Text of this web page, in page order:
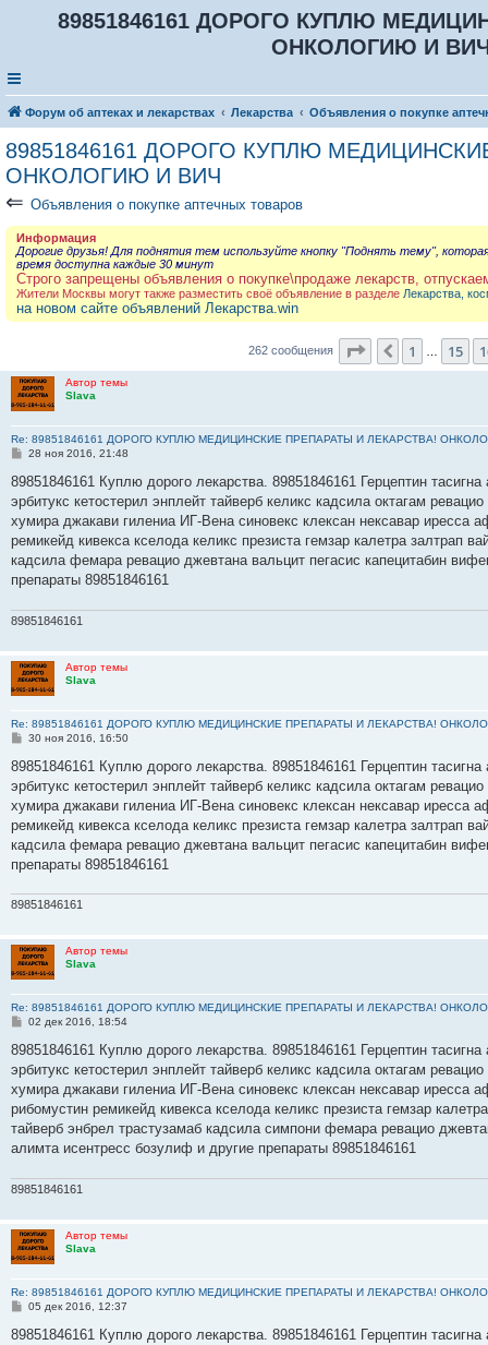
89851846161 ДОРОГО КУПЛЮ
ОНКОЛОГИЮ И ВИЧ
Форум об аптеках и лекарствах Лекарства Объявления о покупке
89851846161 ДОРОГО КУПЛЮ
ОНКОЛОГИЮ И ВИЧ
⇐ Объявления о покупке аптечных товаров
Информация
Дорогие друзья! Для поднятия тем используйте кнопку "Поднять тему",
время доступна каждые 30 минут
Строго запрещены объявления о покупке\продаже лекарств,
Жители Москвы могут также разместить своё объявление в разделе Лекарства,
на новом сайте объявлений Лекарства.win
262 сообщения Страница 17из
Пред.
1 15
Автор темы
Slava
Re: 89851846161 ДОРОГО КУПЛЮ МЕДИЦИНСКИЕ ПРЕПАРАТЫ И ЛЕКАРСТВА!
С
о
щ
е
и
е
28 ноя 2016, 21:48
89851846161 Куплю дорого лекарства. 89851846161 Герцептин
эрбитукс кетостерил энплейт тайверб келикс кадсила октагам
хумира джакави гилениа ИГ-Вена синовекс клексан нексавар иресса
ремикейд кивекса кселода келикс презиста гемзар калетра залтрап
кадсила фемара ревацио джевтана вальцит пегасис капецитабин
препараты 89851846161
89851846161
Автор темы
Slava
Re: 89851846161 ДОРОГО КУПЛЮ МЕДИЦИНСКИЕ ПРЕПАРАТЫ И ЛЕКАРСТВА!
С
о
щ
е
и
е
30 ноя 2016, 16:50
89851846161 Куплю дорого лекарства. 89851846161 Герцептин
эрбитукс кетостерил энплейт тайверб келикс кадсила октагам
хумира джакави гилениа ИГ-Вена синовекс клексан нексавар иресса
ремикейд кивекса кселода келикс презиста гемзар калетра залтрап
кадсила фемара ревацио джевтана вальцит пегасис капецитабин
препараты 89851846161
89851846161
Автор темы
Slava
Re: 89851846161 ДОРОГО КУПЛЮ МЕДИЦИНСКИЕ ПРЕПАРАТЫ И ЛЕКАРСТВА!
С
о
щ
е
и
е
02 дек 2016, 18:54
89851846161 Куплю дорого лекарства. 89851846161 Герцептин
эрбитукс кетостерил энплейт тайверб келикс кадсила октагам
хумира джакави гилениа ИГ-Вена синовекс клексан нексавар иресса
рибомустин ремикейд кивекса кселода келикс презиста гемзар
тайверб энбрел трастузамаб кадсила симпони фемара ревацио
алимта исентресс бозулиф и другие препараты 89851846161
89851846161
Автор темы
Slava
Re: 89851846161 ДОРОГО КУПЛЮ МЕДИЦИНСКИЕ ПРЕПАРАТЫ И ЛЕКАРСТВА!
С
о
05 дек 2016, 12:37
89851846161 Куплю дорого лекарства. 89851846161 Герцептин